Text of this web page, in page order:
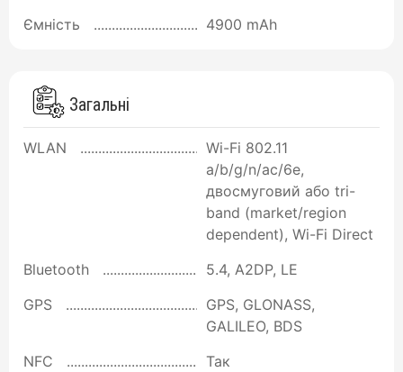
Ємність
4900 mAh
Загальні
WLAN
Wi-Fi 802.11
a/b/g/n/ac/6e,
двосмуговий або tri-
band (market/region
dependent), Wi-Fi Direct
Bluetooth
5.4, A2DP, LE
GPS
GPS, GLONASS,
GALILEO, BDS
NFC
Так